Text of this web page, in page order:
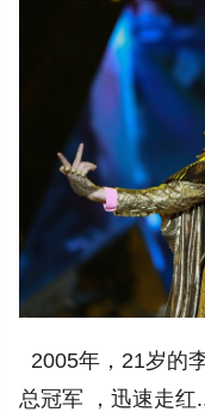
2005年，21岁的
总冠军 ，迅速走红